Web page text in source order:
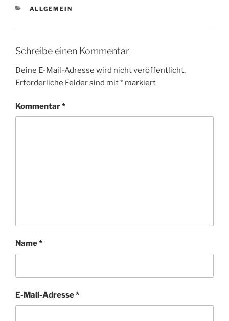
KATEGORIEN
ALLGEMEIN
Schreibe einen Kommentar
Deine E-Mail-Adresse wird nicht veröffentlicht.
Erforderliche Felder sind mit* markiert
Kommentar*
Name*
E-Mail-Adresse*